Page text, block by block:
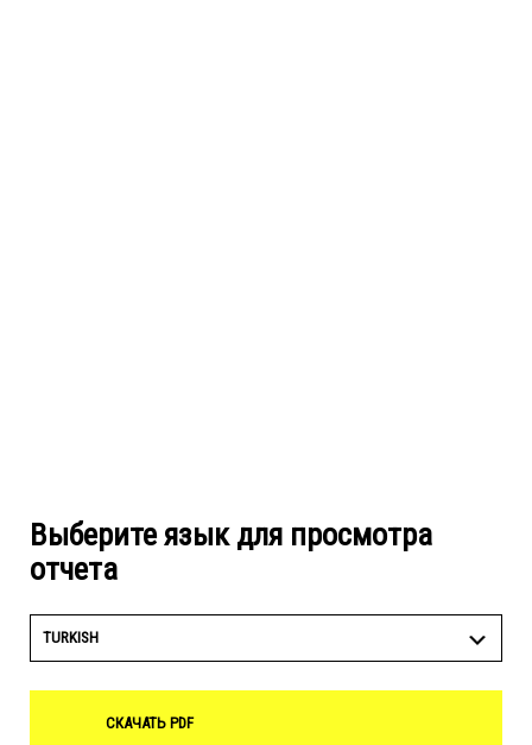
Выберите язык для просмотра
отчета
TURKISH
СКАЧАТЬ PDF